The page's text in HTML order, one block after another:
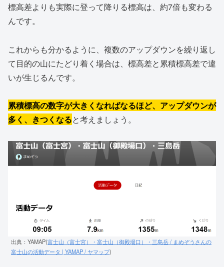
標高差よりも実際に登って降りる標高は、約7倍も変わる
んです。
これからも分かるように、複数のアップダウンを繰り返し
て目的の山にたどり着く場合は、標高差と累積標高差で違
いが生じるんです。
累積標高の数字が大きくなればなるほど、アップダウンが
多く、きつくなると考えましょう。
出典：YAMAP(富士山（富士宮）・富士山（御殿場口）・三島岳 / まめぞうさんの
富士山の活動データ | YAMAP / ヤマップ)